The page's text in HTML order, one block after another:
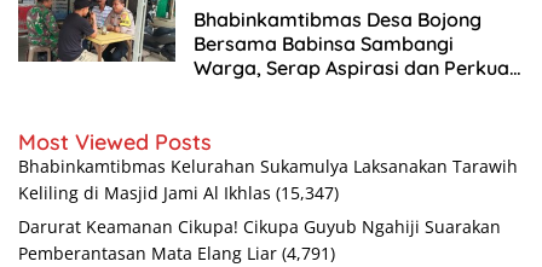
Bhabinkamtibmas Desa Bojong
Bersama Babinsa Sambangi
Warga, Serap Aspirasi dan Perkuat
Most Viewed Posts
Bhabinkamtibmas Kelurahan Sukamulya Laksanakan Tarawih
Keliling di Masjid Jami Al Ikhlas (15,347)
Darurat Keamanan Cikupa! Cikupa Guyub Ngahiji Suarakan
Pemberantasan Mata Elang Liar (4,791)